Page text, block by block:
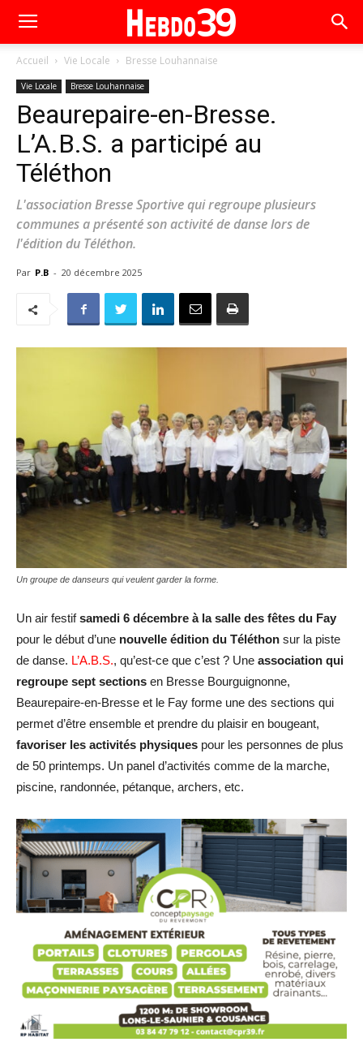
Accueil Vie Locale Bresse Louhannaise
Vie Locale Bresse Louhannaise
Beaurepaire-en-Bresse.
L’A.B.S. a participé au
Téléthon
L'association Bresse Sportive qui regroupe plusieurs
communes a présenté son activité de danse lors de
l'édition du Téléthon.
Par P.B - 20 décembre 2025
Un groupe de danseurs qui veulent garder la forme.
Un air festifsamedi 6 décembre à la salle des fêtes du Fay
pour le début d’une nouvelle édition du Téléthon sur la piste
de danse. L’A.B.S., qu’est-ce que c’est ? Une association qui
regroupe sept sections en Bresse Bourguignonne,
Beaurepaire-en-Bresse et le Fay forme une des sections qui
permet d’être ensemble et prendre du plaisir en bougeant,
favoriser les activités physiques pour les personnes de plus
de 50 printemps. Un panel d’activités comme de la marche,
piscine, randonnée, pétanque, archers, etc.